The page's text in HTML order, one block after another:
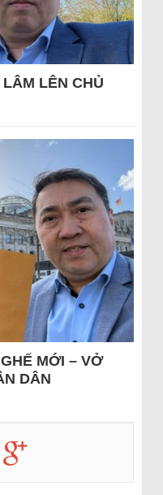
LÊN CHỦ
MỚI – VỞ
DÂN